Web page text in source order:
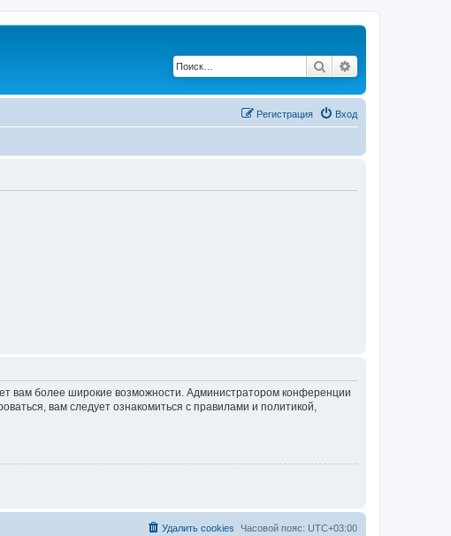
Поиск
Вход
Регистрация
вам более широкие возможности. Администратором конференции
вам следует ознакомиться с правилами и политикой,
Часовой пояс: UTC+03:00
Удалить cookies